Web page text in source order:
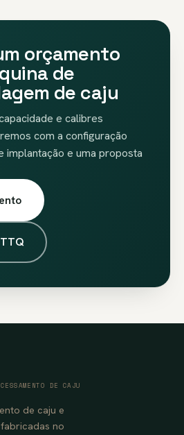
orçamento
de
de caju
e calibres
com a configuração
implantação e uma proposta
DE CAJU
de caju e
no